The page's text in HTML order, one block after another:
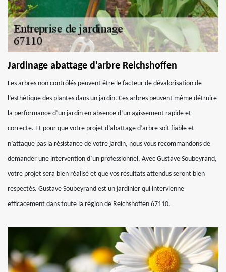
Jardinage abattage d’arbre Reichshoffen
Les arbres non contrôlés peuvent être le facteur de dévalorisation de
l’esthétique des plantes dans un jardin. Ces arbres peuvent même détruire
la performance d’un jardin en absence d’un agissement rapide et
correcte. Et pour que votre projet d’abattage d’arbre soit fiable et
n’attaque pas la résistance de votre jardin, nous vous recommandons de
demander une intervention d’un professionnel. Avec Gustave Soubeyrand,
votre projet sera bien réalisé et que vos résultats attendus seront bien
respectés. Gustave Soubeyrand est un jardinier qui intervienne
efficacement dans toute la région de Reichshoffen 67110.